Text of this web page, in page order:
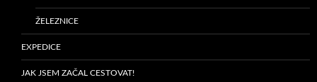
ŽELEZNICE
EXPEDICE
JAK JSEM ZAČAL CESTOVAT!